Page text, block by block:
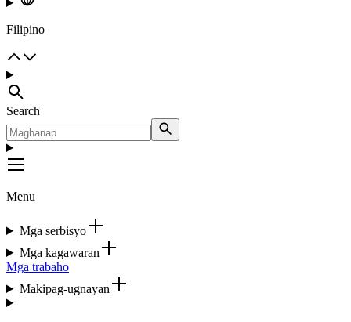
Filipino
Search
Menu
Mga serbisyo
Mga kagawaran
Mga trabaho
Makipag-ugnayan